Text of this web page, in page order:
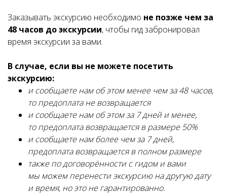
Заказывать экскурсию необходимо не позже чем за
48 часов до экскурсии, чтобы гид забронировал
время экскурсии за вами.
В случае, если вы не можете посетить
экскурсию:
и сообщаете нам об этом менее чем за 48 часов,
то предоплата не возвращается
и сообщаете нам об этом за 7 дней и менее,
то предоплата возвращается в размере 50%
и сообщаете нам более чем за 7 дней,
предоплата возвращается в полном размере
также по договорённости с гидом и вами
мы можем перенести экскурсию на другую дату
и время, но это не гарантированно.